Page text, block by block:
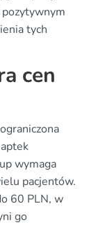
pozytywnym
tych
cen
wymaga
pacjentów.
60 PLN, w
go